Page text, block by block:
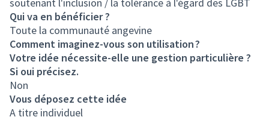
Qui va en bénéficier ?
Toute la communauté angevine
Comment imaginez-vous son utilisation ?
Votre idée nécessite-elle une gestion particulière ?
Si oui précisez.
Non
Vous déposez cette idée
A titre individuel